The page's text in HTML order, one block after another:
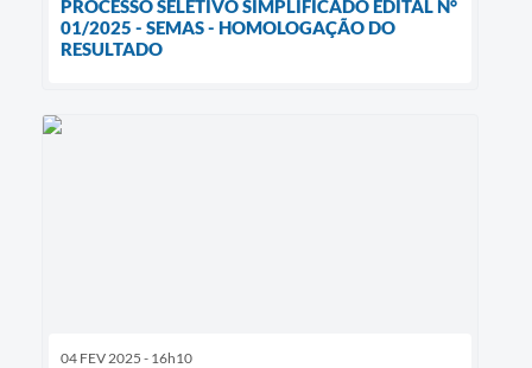
PROCESSO SELETIVO SIMPLIFICADO EDITAL N°
01/2025 - SEMAS - HOMOLOGAÇÃO DO
RESULTADO
04 FEV 2025 - 16h10